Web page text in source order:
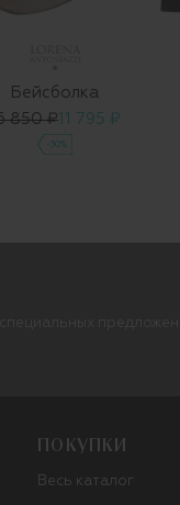
Бейсболка
850 ₽11 795 ₽
-30%
ПОКУПКИ
Весь каталог